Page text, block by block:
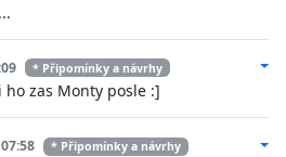
* Připomínky a návrhy
ho zas Monty posle :]
* Připomínky a návrhy